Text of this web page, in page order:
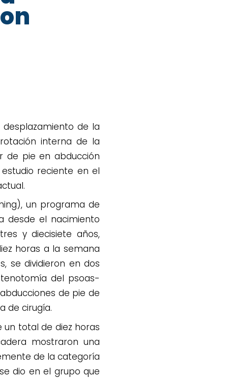
de la
interna de la
de pie en abducción
reciente en el
un programa de
desde el nacimiento
y diecisiete años,
horas a la semana
se dividieron en dos
del psoas-
de pie de
de cirugía.
un total de diez horas
mostraron una
de la categoría
dio en el grupo que